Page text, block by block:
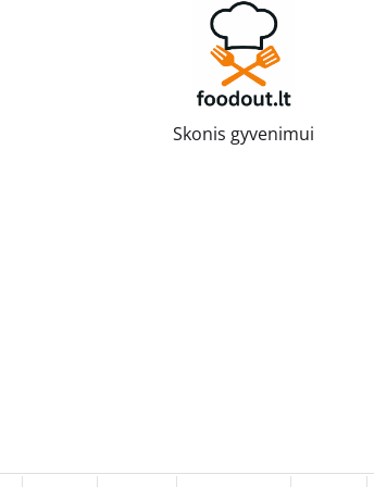
Skonis gyvenimui